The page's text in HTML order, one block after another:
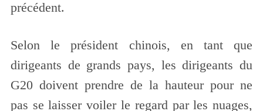
précédent.
Selon le président chinois, en tant que
dirigeants de grands pays, les dirigeants du
G20 doivent prendre de la hauteur pour ne
pas se laisser voiler le regard par les nuages,